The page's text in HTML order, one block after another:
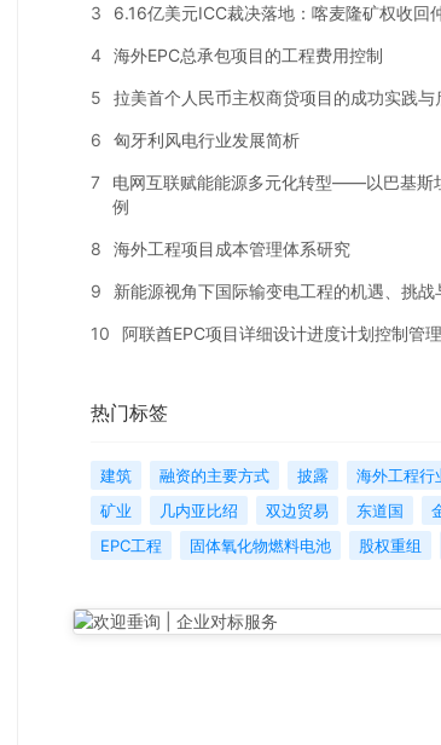
3 6.16亿美元ICC裁决落地：喀麦隆矿权收回
4 海外EPC总承包项目的工程费用控制
5 拉美首个人民币主权商贷项目的成功实践与
6 匈牙利风电行业发展简析
7
电网互联赋能能源多元化转型——以巴基斯
例
8 海外工程项目成本管理体系研究
9 新能源视角下国际输变电工程的机遇、挑战
10 阿联酋EPC项目详细设计进度计划控制管
热门标签
建筑 融资的主要方式 披露
海外工程行
矿业
几内亚比绍 双边贸易 东道国
EPC工程
固体氧化物燃料电池 股权重组